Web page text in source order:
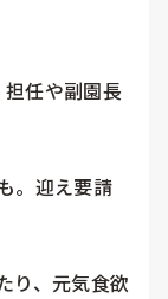
任や副園長
。迎え要請
り、元気食欲